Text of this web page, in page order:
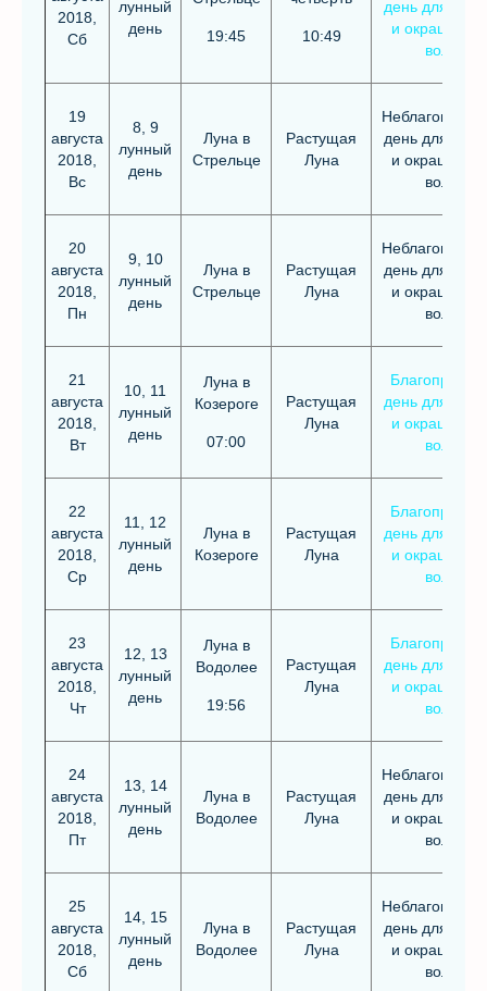
2018,
Сб
лунный
день
19:45 10:49
день для
и
волос
19
августа
2018,
Вс
8, 9
лунный
день
Луна в
Стрельце
Растущая
Луна
день для
и
волос
20
августа
2018,
Пн
9, 10
лунный
день
Луна в
Стрельце
Растущая
Луна
день для
и
волос
21
августа
2018,
Вт
10, 11
лунный
день
Луна в
Козероге
07:00
Растущая
Луна
день для
и
волос
22
августа
2018,
Ср
11, 12
лунный
день
Луна в
Козероге
Растущая
Луна
день для
и
волос
23
августа
2018,
Чт
12, 13
лунный
день
Луна в
Водолее
19:56
Растущая
Луна
день для
и
волос
24
августа
2018,
Пт
13, 14
лунный
день
Луна в
Водолее
Растущая
Луна
день для
и
волос
25
августа
2018,
Сб
14, 15
лунный
день
Луна в
Водолее
Растущая
Луна
день для
и
волос